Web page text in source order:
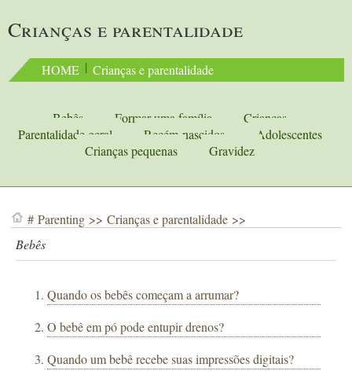
Crianças e parentalidade
HOME | Crianças e parentalidade
Bebês Formar uma família
Crianças
Parentalidade geral
Recém-nascidos
Adolescentes
Crianças pequenas
Gravidez
#Parenting >>Crianças e parentalidade >>
Bebês
Quando os bebês começam a arrumar?
O bebê em pó pode entupir drenos?
Quando um bebê recebe suas impressões digitais?